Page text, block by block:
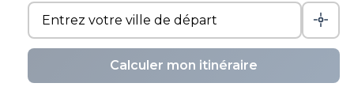
Calculer mon itinéraire